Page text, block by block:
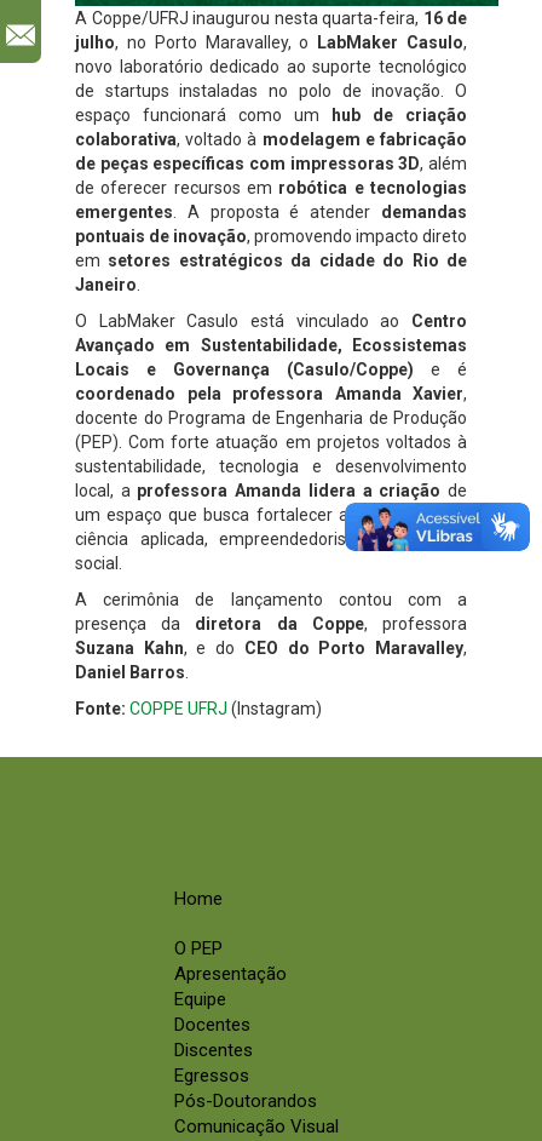
A Coppe/UFRJ inaugurou nesta quarta-feira, 16 de
julho, no Porto Maravalley, o LabMaker Casulo,
novo laboratório dedicado ao suporte tecnológico
de startups instaladas no polo de inovação. O
espaço funcionará como um
hub de criação
colaborativa, voltado à modelagem e fabricação
de peças específicas com impressoras 3D, além
de oferecer recursos em robótica e tecnologias
emergentes. A proposta é atender demandas
pontuais de inovação, promovendo impacto direto
em setores estratégicos da cidade do Rio de
Janeiro.
O LabMaker Casulo está vinculado ao Centro
Avançado em Sustentabilidade, Ecossistemas
Locais e Governança (Casulo/Coppe) e é
coordenado pela professora Amanda Xavier,
docente do Programa de Engenharia de Produção
(PEP). Com forte atuação em projetos voltados à
sustentabilidade, tecnologia e desenvolvimento
local, a professora Amanda lidera a criação de
um espaço que busca fortalecer a conexão entre
ciência aplicada, empreendedorismo e impacto
social.
A cerimônia de lançamento contou com a
presença da diretora da Coppe, professora
Suzana Kahn, e do CEO do Porto Maravalley,
Daniel Barros.
Fonte: COPPE UFRJ (Instagram)
Home
O PEP
Apresentação
Equipe
Docentes
Discentes
Egressos
Pós-Doutorandos
Comunicação Visual